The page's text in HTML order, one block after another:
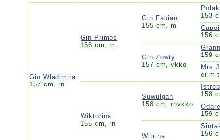
Gin Wladimira
157 cm, rn
Gin Primos
156 cm, m
Gin Fabian
155 cm, m
Polak
153
156
Gin Zowty
157 cm, vkko
159
Mrs
ei
Wiktorina
155 cm, rn
Suwulgan
158 cm, rnvkko
158
159
Witrina
156